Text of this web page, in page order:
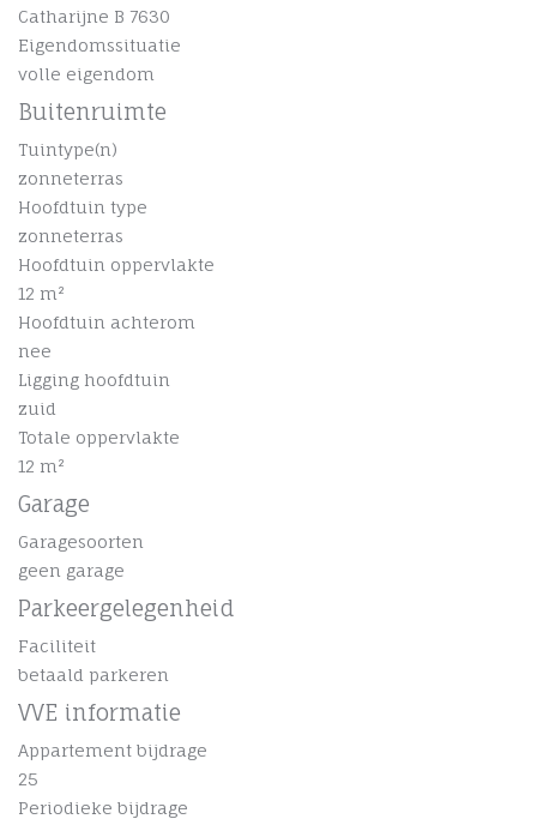
Catharijne B 7630
Eigendomssituatie
volle eigendom
Buitenruimte
Tuintype(n)
zonneterras
Hoofdtuin type
zonneterras
Hoofdtuin oppervlakte
12 m²
Hoofdtuin achterom
nee
Ligging hoofdtuin
zuid
Totale oppervlakte
12 m²
Garage
Garagesoorten
geen garage
Parkeergelegenheid
Faciliteit
betaald parkeren
VVE informatie
Appartement bijdrage
25
Periodieke bijdrage